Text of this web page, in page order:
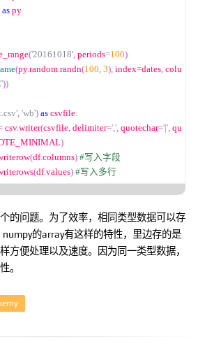
as py
('20161018' periods=100)
(py.random randn(100 3), index=dates colu
'))
' 'wb') as csvfile:
csv.writer(csvfile delimiter=' ' quotechar='|' qu
)
(df.columns) #写入字段
(df.values) #写入多行
的问题。为了效率，相同类型数据可以存
的array有这样的特性，里边存的是
方便处理以及速度。因为同一类型数据，
。